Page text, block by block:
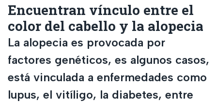
Encuentran vínculo entre el
color del cabello y la alopecia
La alopecia es provocada por
factores genéticos, es algunos casos,
está vinculada a enfermedades como
lupus, el vitíligo, la diabetes, entre